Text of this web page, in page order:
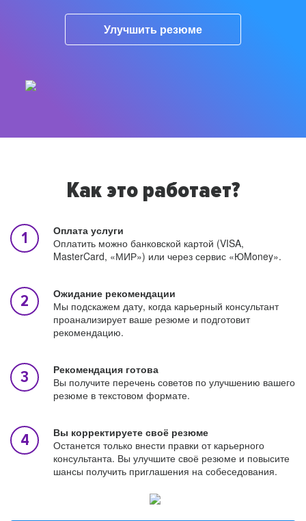
Улучшить резюме
Как это работает?
Оплата услуги
Оплатить можно банковской картой (VISA,
MasterCard, «МИР») или через сервис «ЮMoney».
Ожидание рекомендации
Мы подскажем дату, когда карьерный консультант
проанализирует ваше резюме и подготовит
рекомендацию.
Рекомендация готова
Вы получите перечень советов по улучшению вашего
резюме в текстовом формате.
Вы корректируете своё резюме
Останется только внести правки от карьерного
консультанта. Вы улучшите своё резюме и повысите
шансы получить приглашения на собеседования.